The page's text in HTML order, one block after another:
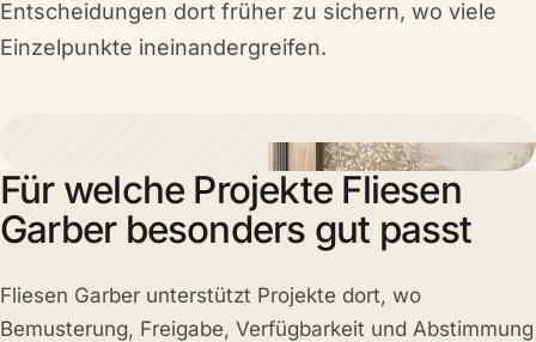
Entscheidungen dort früher zu sichern, wo viele
Einzelpunkte ineinandergreifen.
Für welche Projekte Fliesen
Garber besonders gut passt
Fliesen Garber unterstützt Projekte dort, wo
Bemusterung, Freigabe, Verfügbarkeit und Abstimmung